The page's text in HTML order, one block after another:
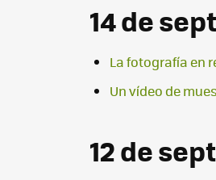
14 de
La fotografía en
Un vídeo de
12 de